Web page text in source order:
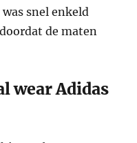
snel enkeld
de maten
wear Adidas